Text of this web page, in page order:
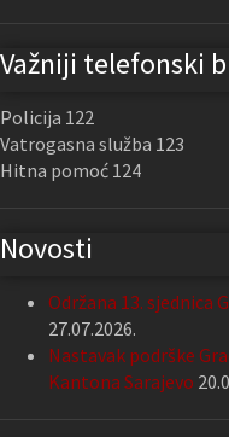
Važniji telefonski
Policija 122
Vatrogasna služba 123
Hitna pomoć 124
Novosti
Održana 13. sjednica
27.07.2026.
Nastavak podrške
Kantona Sarajevo